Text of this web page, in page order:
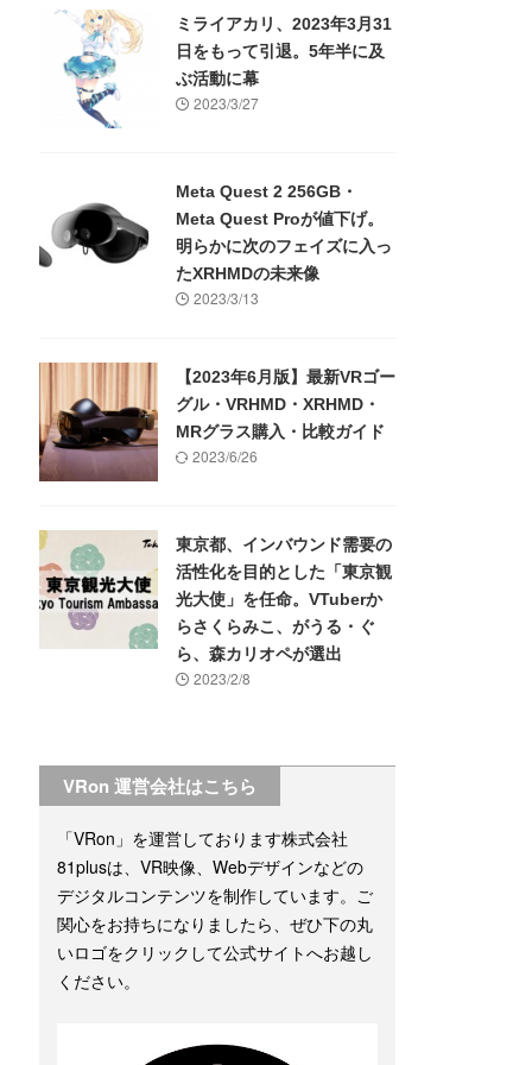
ミライアカリ、2023年3月31
日をもって引退。5年半に及
ぶ活動に幕
2023/3/27
Meta Quest 2 256GB・
Meta Quest Proが値下げ。
明らかに次のフェイズに入っ
たXRHMDの未来像
2023/3/13
【2023年6月版】最新VRゴー
グル・VRHMD・XRHMD・
MRグラス購入・比較ガイド
2023/6/26
東京都、インバウンド需要の
活性化を目的とした「東京観
光大使」を任命。VTuberか
らさくらみこ、がうる・ぐ
ら、森カリオペが選出
2023/2/8
VRon 運営会社はこちら
「VRon」を運営しております株式会社
81plusは、VR映像、Webデザインなどの
デジタルコンテンツを制作しています。ご
関心をお持ちになりましたら、ぜひ下の丸
いロゴをクリックして公式サイトへお越し
ください。